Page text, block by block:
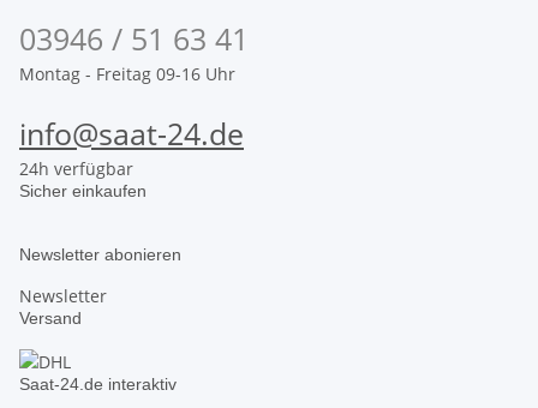
03946 / 51 63 41
Montag - Freitag 09-16 Uhr
info@saat-24.de
24h verfügbar
Sicher einkaufen
Newsletter abonieren
Newsletter
Versand
Saat-24.de interaktiv